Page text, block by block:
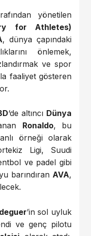
yönetilen
for Athletes)
, dünya çapındaki
önlemek,
ve spor
faaliyet gösteren
‘de altıncı Dünya
Ronaldo, bu
örneği olarak
Ligi, Suudi
ve padel gibi
barındıran AVA,
’in sol uyluk
ve genç pilotu